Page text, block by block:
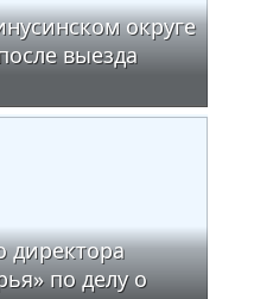
округе
выезда
директора
по делу о